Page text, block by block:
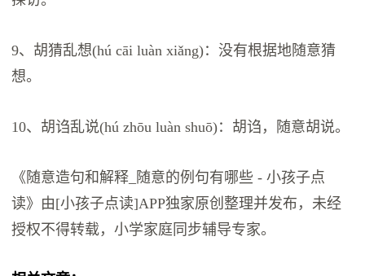
9、胡猜乱想(hú cāi luàn xiǎng)：没有根据地随意猜
想。
10、胡诌乱说(hú zhōu luàn shuō)：胡诌，随意胡说。
《随意造句和解释_随意的例句有哪些 - 小孩子点
读》由[小孩子点读]APP独家原创整理并发布，未经
授权不得转载，小学家庭同步辅导专家。